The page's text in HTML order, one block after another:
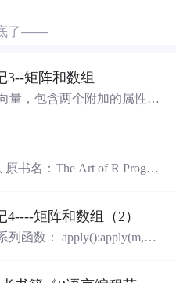
了——
3--矩阵和数组
量，包含两个附加的属性：
是R里更一般的对象，矩
可以是多维的。例如一个
书名：The Art of R Progra
业出版社 ISBN：9787111
版日期：2013...
矩阵和数组（2）
列函数： apply():apply(m,di